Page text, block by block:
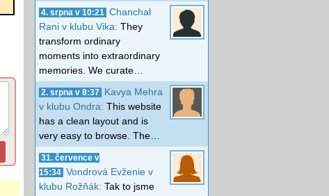
4. srpna v 10:21
Chanchal
Rani v klubu Vika: They
transform ordinary
moments into extraordinary
memories. We curate…
2. srpna v 8:37
Kavya Mehra
v klubu Ondra: This website
has a clean layout and is
very easy to browse. The…
31. července v
15:34 Vondrová Evženie v
klubu Rožňák: Tak to jsme